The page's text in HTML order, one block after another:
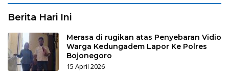
Berita Hari Ini
Merasa di rugikan atas Penyebaran Vidio
Warga Kedungadem Lapor Ke Polres
Bojonegoro
15 April 2026